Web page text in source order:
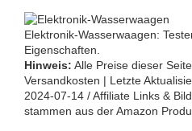
Elektronik-Wasserwaagen:
Eigenschaften.
Hinweis: Alle Preise dieser
Versandkosten | Letzte
2024-07-14 / Affiliate Links &
stammen aus der Amazon